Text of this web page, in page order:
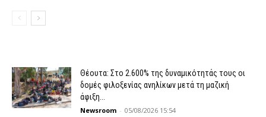
Θέουτα: Στο 2.600% της δυναμικότητάς τους οι
δομές φιλοξενίας ανηλίκων μετά τη μαζική
άφιξη...
Newsroom - 05/08/2026 15:54